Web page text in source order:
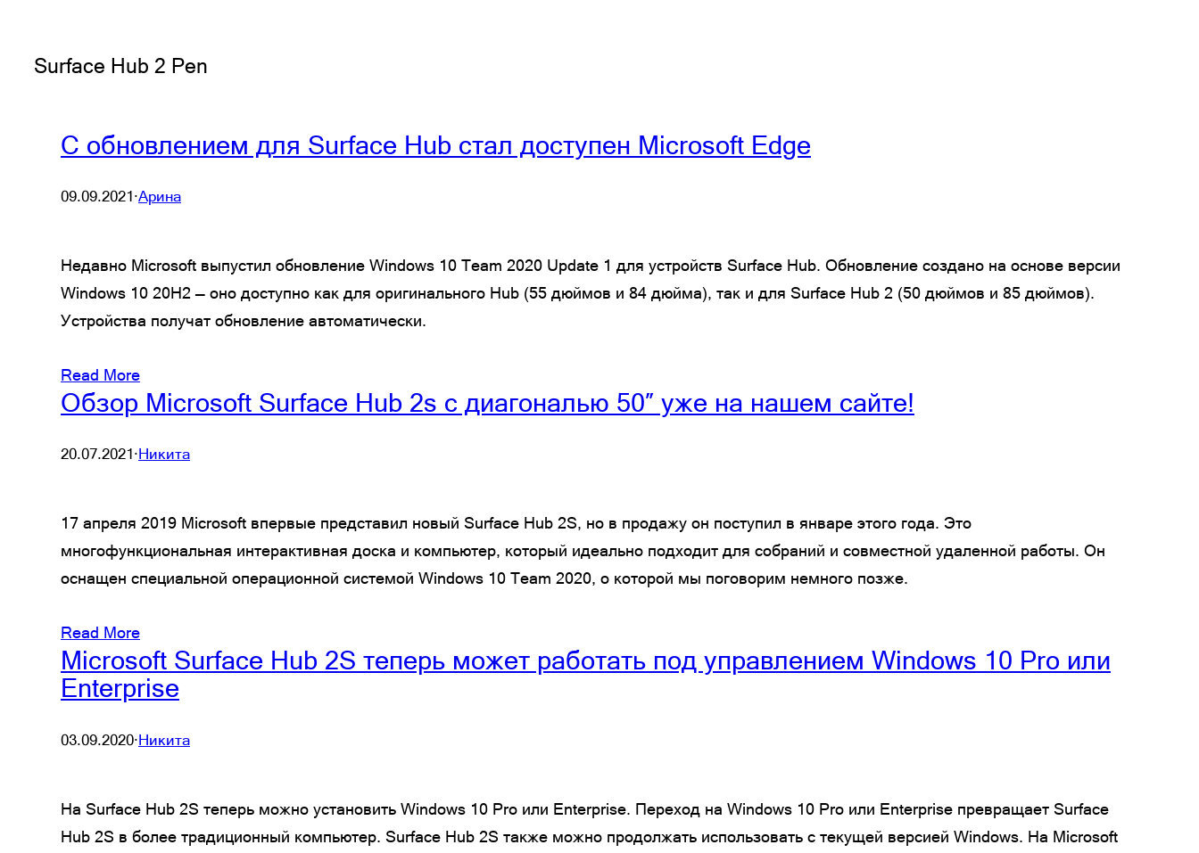
Surface Hub 2 Pen
С обновлением для Surface Hub стал доступен Microsoft Edge
09.09.2021·Арина
Недавно Microsoft выпустил обновление Windows 10 Team 2020 Update 1 для устройств Surface Hub. Обновление создано на основе версии
Windows 10 20H2 — оно доступно как для оригинального Hub (55 дюймов и 84 дюйма), так и для Surface Hub 2 (50 дюймов и 85 дюймов).
Устройства получат обновление автоматически.
Read More
Обзор Microsoft Surface Hub 2s с диагональю 50″ уже на нашем сайте!
20.07.2021·Никита
17 апреля 2019 Microsoft впервые представил новый Surface Hub 2S, но в продажу он поступил в январе этого года. Это
многофункциональная интерактивная доска и компьютер, который идеально подходит для собраний и совместной удаленной работы. Он
оснащен специальной операционной системой Windows 10 Team 2020, о которой мы поговорим немного позже.
Read More
Microsoft Surface Hub 2S теперь может работать под управлением Windows 10 Pro или
Enterprise
03.09.2020·Никита
На Surface Hub 2S теперь можно установить Windows 10 Pro или Enterprise. Переход на Windows 10 Pro или Enterprise превращает Surface
Hub 2S в более традиционный компьютер. Surface Hub 2S также можно продолжать использовать с текущей версией Windows. На Microsoft